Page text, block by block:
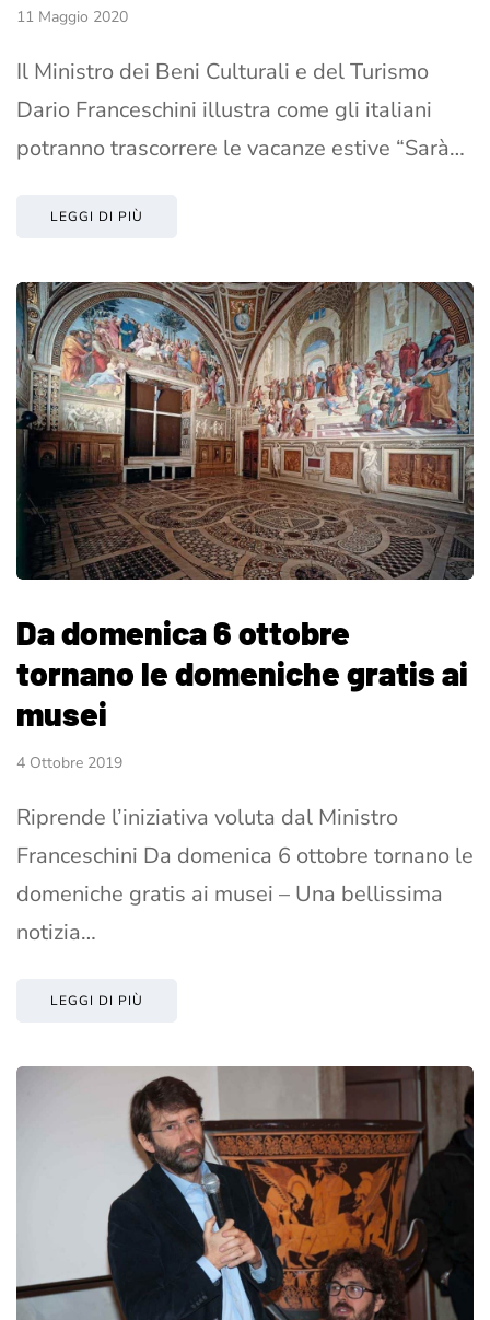
11 Maggio 2020
Il Ministro dei Beni Culturali e del Turismo
Dario Franceschini illustra come gli italiani
potranno trascorrere le vacanze estive “Sarà…
LEGGI DI PIÙ
Da domenica 6 ottobre
tornano le domeniche gratis ai
musei
4 Ottobre 2019
Riprende l’iniziativa voluta dal Ministro
Franceschini Da domenica 6 ottobre tornano le
domeniche gratis ai musei – Una bellissima
notizia…
LEGGI DI PIÙ